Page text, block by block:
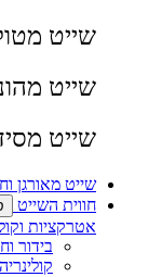
שייט
שייט
שייט
שייט מאורגן
חווית השייט
אטרקציות
בידור
קולינריה​